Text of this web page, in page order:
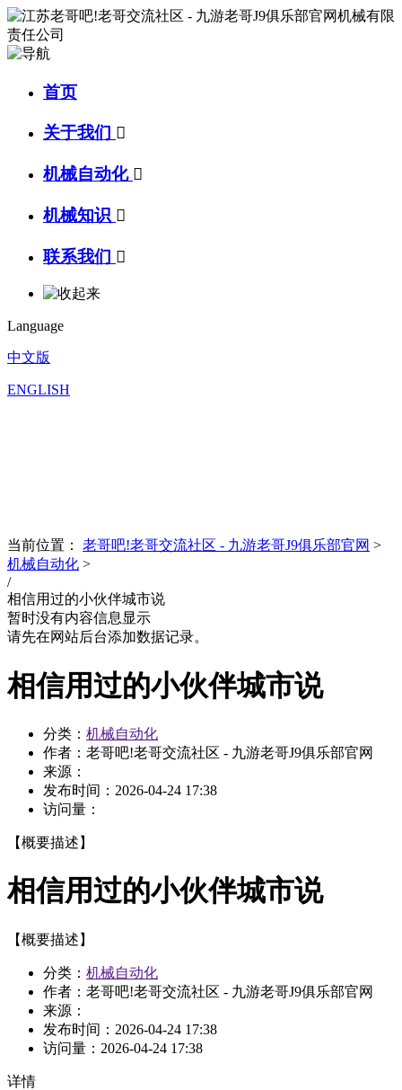
首页
关于我们 
机械自动化 
机械知识 
联系我们 
Language
中文版
ENGLISH
当前位置： 老哥吧!老哥交流社区 - 九游老哥J9俱乐部官网 >
机械自动化 >
/
相信用过的小伙伴城市说
暂时没有内容信息显示
请先在网站后台添加数据记录。
相信用过的小伙伴城市说
分类： 机械自动化
作者：老哥吧!老哥交流社区 - 九游老哥J9俱乐部官网
来源：
发布时间： 2026-04-24 17:38
访问量：
【概要描述】
相信用过的小伙伴城市说
【概要描述】
分类： 机械自动化
作者：老哥吧!老哥交流社区 - 九游老哥J9俱乐部官网
来源：
发布时间： 2026-04-24 17:38
访问量： 2026-04-24 17:38
详情